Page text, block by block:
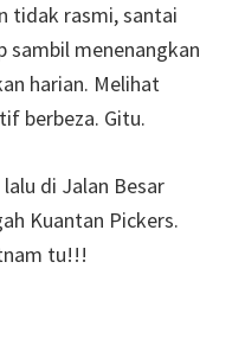
tidak rasmi, santai
sambil menenangkan
harian. Melihat
berbeza. Gitu.
di Jalan Besar
Kuantan Pickers.
tu!!!